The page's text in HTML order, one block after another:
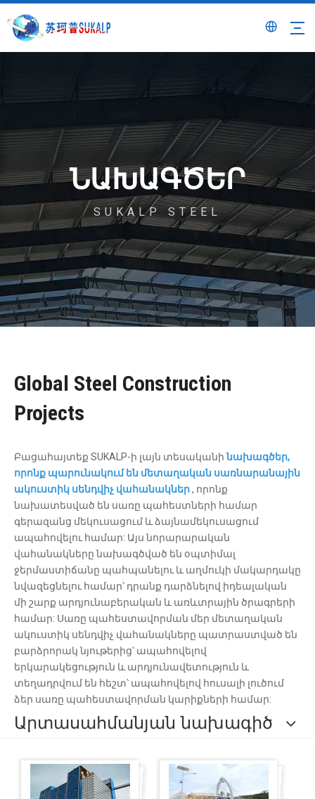
ՆԱԽԱԳԾԵՐ
SUKALP STEEL
Global Steel Construction
Projects
Բացահայտեք SUKALP-ի լայն տեսականինախագծեր,
որոնք պարունակում են մետաղական սառնարանային
ակուստիկ սենդվիչ վահանակներ, որոնք
նախատեսված են սառը պահեստների համար
գերազանց մեկուսացում և ձայնամեկուսացում
ապահովելու համար: Այս նորարարական
վահանակները նախագծված են օպտիմալ
ջերմաստիճանը պահպանելու և աղմուկի մակարդակը
նվազեցնելու համար՝ դրանք դարձնելով իդեալական
մի շարք արդյունաբերական և առևտրային ծրագրերի
համար: Սառը պահեստավորման մեր մետաղական
ակուստիկ սենդվիչ վահանակները պատրաստված են
բարձրորակ նյութերից՝ ապահովելով
երկարակեցություն և արդյունավետություն և
տեղադրվում են հեշտ՝ ապահովելով հուսալի լուծում
ձեր սառը պահեստավորման կարիքների համար:
Արտասահմանյան նախագիծ